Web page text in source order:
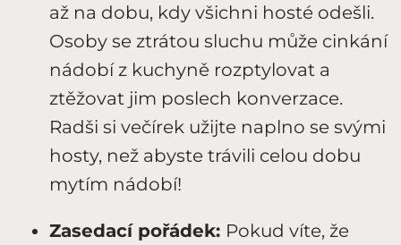
až na dobu, kdy všichni hosté odešli.
Osoby se ztrátou sluchu může cinkání
nádobí z kuchyně rozptylovat a
ztěžovat jim poslech konverzace.
Radši si večírek užijte naplno se svými
hosty, než abyste trávili celou dobu
mytím nádobí!
Zasedací pořádek: Pokud víte, že